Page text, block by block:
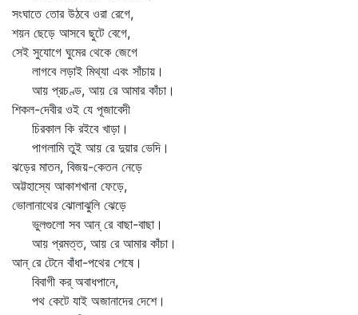
সংঘাতে তোর উঠবে ওরা রেগে,
শয়ন ছেড়ে আসবে ছুটে বেগে,
সেই সুযোগে ঘুমের থেকে জেগে
লাগবে লড়াই মিথ্যা এবং সাঁচায়।
আয় প্রচণ্ড, আয় রে আমার কাঁচা।
শিকল-দেবীর ওই যে পূজাবেদী
চিরকাল কি রইবে খাড়া।
পাগলামি তুই আয় রে দুয়ার ভেদি।
ঝড়ের মাতন, বিজয়-কেতন নেড়ে
অট্টহাস্যে আকাশখানা ফেড়ে,
ভোলানাথের ঝোলাঝুলি ঝেড়ে
ভুলগুলো সব আন্‌ রে বাছা-বাছা।
আয় প্রমত্ত, আয় রে আমার কাঁচা।
আন্‌ রে টেনে বাঁধা-পথের শেষে।
বিবাগী কর্‌ অবাধপানে,
পথ কেটে যাই অজানাদের দেশে।